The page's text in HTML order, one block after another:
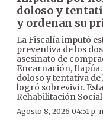
doloso y
y ordenan su
La Fiscalía imputó
preventiva de los
asesinato de
Encarnación,
doloso y tentativa
logró sobrevivir.
Rehabilitación
Agosto 8, 2026 04:51 p.